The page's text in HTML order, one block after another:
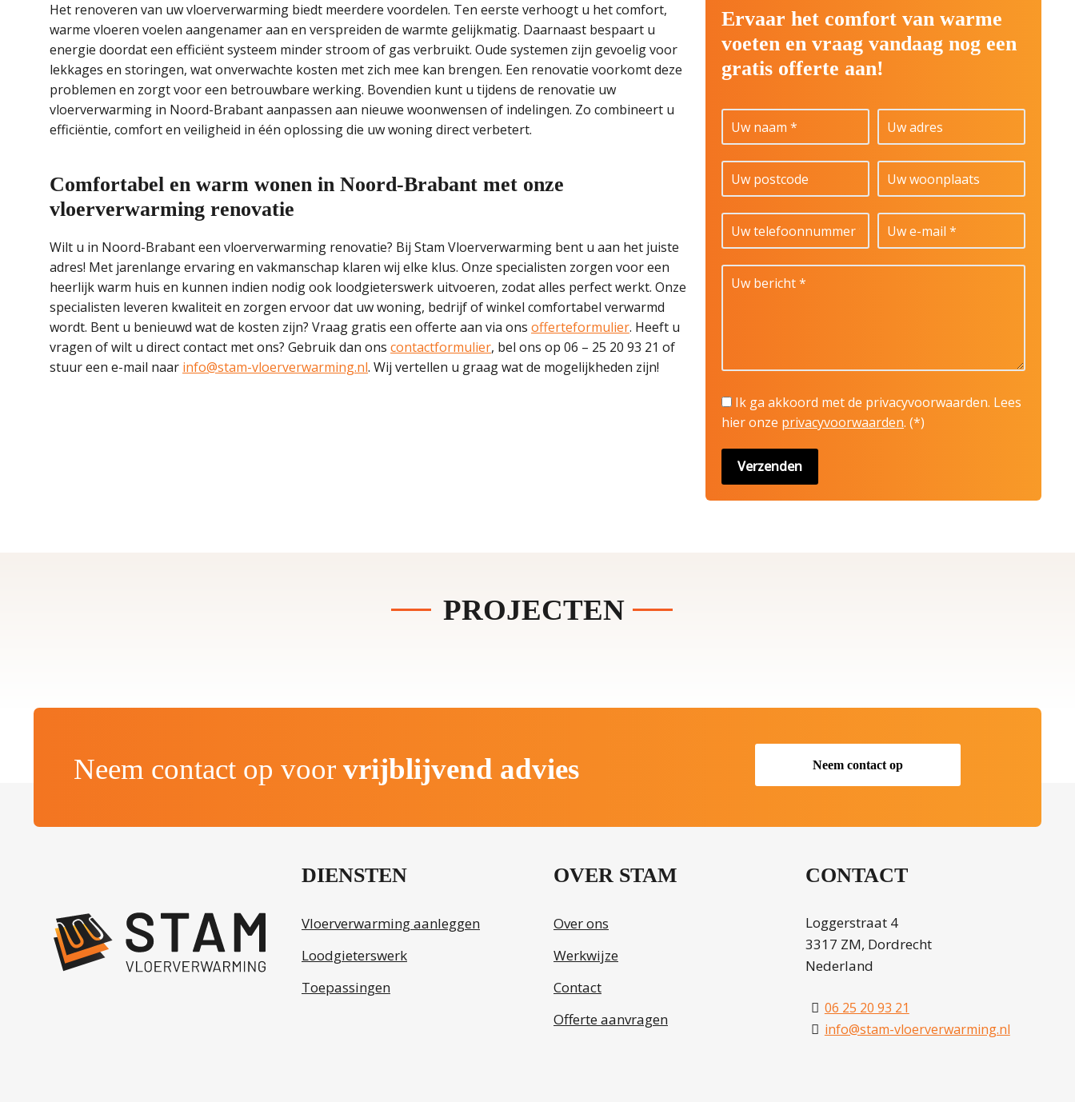
Het renoveren van uw vloerverwarming biedt meerdere voordelen. Ten eerste verhoogt u het comfort,
warme vloeren voelen aangenamer aan en verspreiden de warmte gelijkmatig. Daarnaast bespaart u
energie doordat een efficiënt systeem minder stroom of gas verbruikt. Oude systemen zijn gevoelig voor
lekkages en storingen, wat onverwachte kosten met zich mee kan brengen. Een renovatie voorkomt deze
problemen en zorgt voor een betrouwbare werking. Bovendien kunt u tijdens de renovatie uw
vloerverwarming in Noord-Brabant aanpassen aan nieuwe woonwensen of indelingen. Zo combineert u
efficiëntie, comfort en veiligheid in één oplossing die uw woning direct verbetert.
Comfortabel en warm wonen in Noord-Brabant met onze
vloerverwarming renovatie
Wilt u in Noord-Brabant een vloerverwarming renovatie? Bij Stam Vloerverwarming bent u aan het juiste
adres! Met jarenlange ervaring en vakmanschap klaren wij elke klus. Onze specialisten zorgen voor een
heerlijk warm huis en kunnen indien nodig ook loodgieterswerk uitvoeren, zodat alles perfect werkt. Onze
specialisten leveren kwaliteit en zorgen ervoor dat uw woning, bedrijf of winkel comfortabel verwarmd
wordt. Bent u benieuwd wat de kosten zijn? Vraag gratis een offerte aan via ons offerteformulier. Heeft u
vragen of wilt u direct contact met ons? Gebruik dan ons contactformulier, bel ons op 06 – 25 20 93 21 of
stuur een e-mail naar info@stam-vloerverwarming.nl. Wij vertellen u graag wat de mogelijkheden zijn!
Ervaar het comfort van warme
voeten en vraag vandaag nog een
gratis offerte aan!
Ik ga akkoord met de privacyvoorwaarden. Lees
hier onze privacyvoorwaarden. (*)
PROJECTEN
Neem contact op voor vrijblijvend advies Neem contact op
DIENSTEN
Vloerverwarming aanleggen
Loodgieterswerk
Toepassingen
OVER STAM
Over ons
Werkwijze
Contact
Offerte aanvragen
CONTACT
Loggerstraat 4
3317 ZM, Dordrecht
Nederland
06 25 20 93 21
info@stam-vloerverwarming.nl